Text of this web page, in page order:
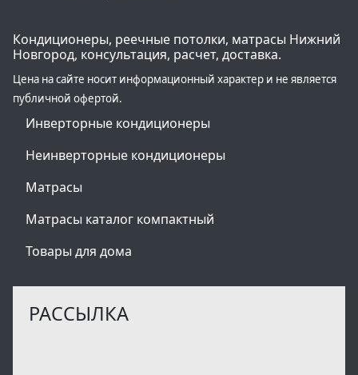
Кондиционеры, реечные потолки, матрасы Нижний
Новгород, консультация, расчет, доставка.
Цена на сайте носит информационный характер и не является
публичной офертой.
Инверторные кондиционеры
Неинверторные кондиционеры
Матрасы
Матрасы каталог компактный
Товары для дома
РАССЫЛКА